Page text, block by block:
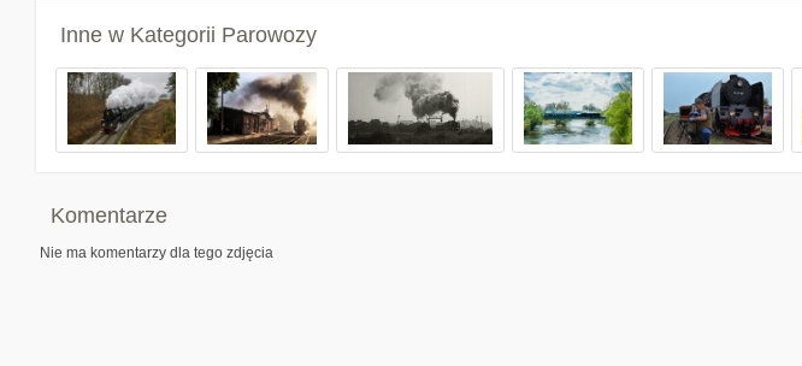
Inne w Kategorii Parowozy
Komentarze
Nie ma komentarzy dla tego zdjęcia